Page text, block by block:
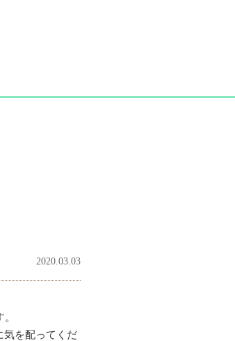
2020.03.03
気を配ってくだ